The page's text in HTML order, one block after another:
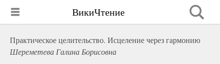
ВикиЧтение
Практическое целительство. Исцеление через гармонию
Шереметева Галина Борисовна